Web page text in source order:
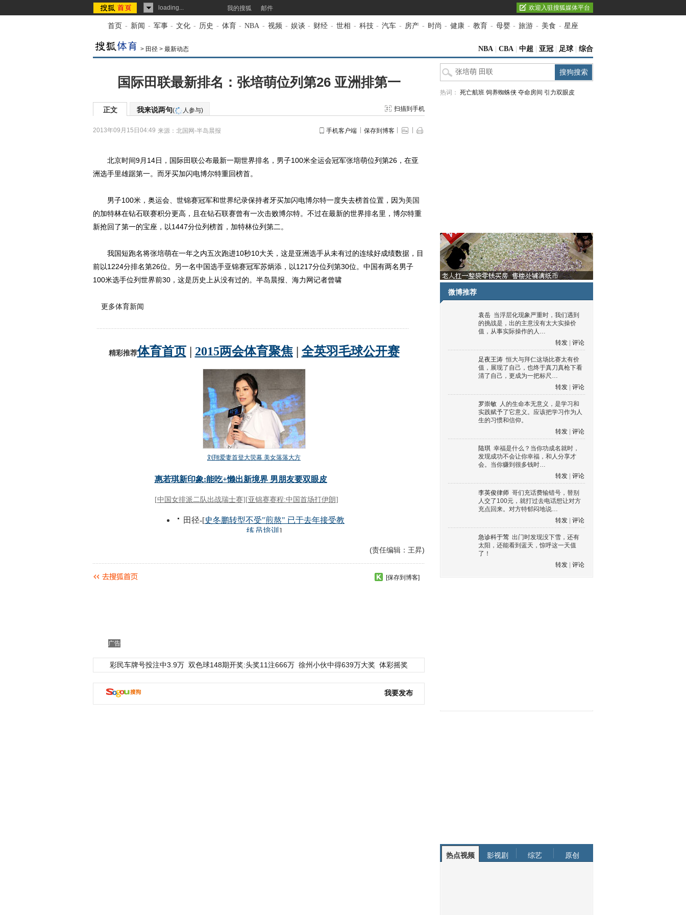
loading... 我的搜狐 邮件 欢迎入驻搜狐媒体平台
首页 - 新闻 - 军事 - 文化 - 历史 - 体育 - NBA - 视频 - 娱谈 - 财经 - 世相 - 科技 - 汽车 - 房产 - 时尚 - 健康 - 教育 - 母婴 - 旅游 - 美食 - 星座
> 田径 > 最新动态 NBA CBA 中超 亚冠 足球 综合
国际田联最新排名：张培萌位列第26 亚洲排第一
正文 我来说两句( 人参与) 扫描到手机
2013年09月15日04:49 来源： 北国网-半岛晨报 手机客户端 保存到博客
北京时间9月14日，国际田联公布最新一期世界排名，男子100米全运会冠军张培萌位列第26，在亚
洲选手里雄踞第一。而牙买加闪电博尔特重回榜首。
男子100米，奥运会、世锦赛冠军和世界纪录保持者牙买加闪电博尔特一度失去榜首位置，因为美国
的加特林在钻石联赛积分更高，且在钻石联赛曾有一次击败博尔特。不过在最新的世界排名里，博尔特重
新抢回了第一的宝座，以1447分位列榜首，加特林位列第二。
我国短跑名将张培萌在一年之内五次跑进10秒10大关，这是亚洲选手从未有过的连续好成绩数据，目
前以1224分排名第26位。另一名中国选手亚锦赛冠军苏炳添，以1217分位列第30位。中国有两名男子
100米选手位列世界前30，这是历史上从没有过的。半岛晨报、海力网记者曾啸
更多体育新闻
(责任编辑：王昇)
[保存到博客]
广告
彩民车牌号投注中3.9万 双色球148期开奖:头奖11注666万 徐州小伙中得639万大奖 体彩摇奖
我要发布
热词： 死亡航班 饲养蜘蛛侠 夺命房间 引力双眼皮
微博推荐
袁岳 当浮层化现象严重时，我们遇到
的挑战是，出的主意没有太大实操价
值，从事实际操作的人…
转发
评论
足夜王涛 恒大与拜仁这场比赛太有价
值，展现了自己，也终于真刀真枪下看
清了自己，更成为一把标尺…
转发
评论
罗崇敏 人的生命本无意义，是学习和
实践赋予了它意义。应该把学习作为人
生的习惯和信仰。
转发
评论
陆琪 幸福是什么？当你功成名就时，
发现成功不会让你幸福，和人分享才
会。当你赚到很多钱时…
转发
评论
李英俊律师 哥们充话费输错号，替别
人交了100元，就打过去电话想让对方
充点回来。对方特郁闷地说…
转发
评论
急诊科于莺 出门时发现没下雪，还有
太阳，还能看到蓝天，惊呼这一天值
了！
转发
评论
热点视频 影视剧 综艺 原创